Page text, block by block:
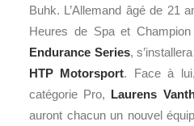
Buhk. L’Allemand âgé de 21
Heures de Spa et
Endurance Series,
HTP Motorsport. Face à
catégorie Pro, Laurens
auront chacun un nouvel